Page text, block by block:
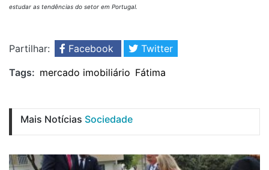
estudar as tendências do setor em Portugal.
Partilhar: Facebook
Twitter
Tags: mercado imobiliário Fátima
Mais Notícias Sociedade